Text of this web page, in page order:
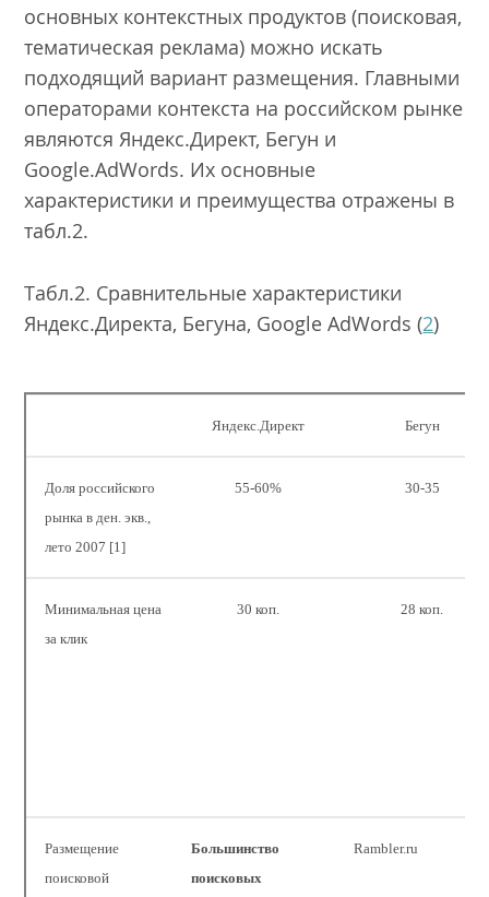
основных контекстных продуктов (поисковая,
тематическая реклама) можно искать
подходящий вариант размещения. Главными
операторами контекста на российском рынке
являются Яндекс.Директ, Бегун и
Google.AdWords. Их основные
характеристики и преимущества отражены в
табл.2.
Табл.2. Сравнительные характеристики
Яндекс.Директа, Бегуна, Google AdWords (2)
Яндекс.Директ Бегун
Доля российского
рынка в ден. экв.,
лето 2007 [1]
55-60% 30-35
Минимальная цена
за клик
30 коп. 28 коп.
Размещение
поисковой
Большинство
поисковых
Rambler.ru